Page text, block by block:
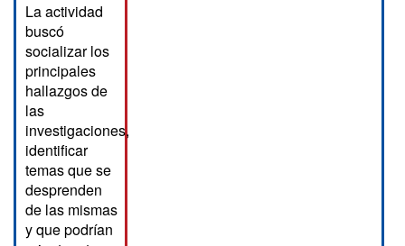
La actividad
buscó
socializar los
principales
hallazgos de
las
investigaciones,
identificar
temas que se
desprenden
de las mismas
y que podrían